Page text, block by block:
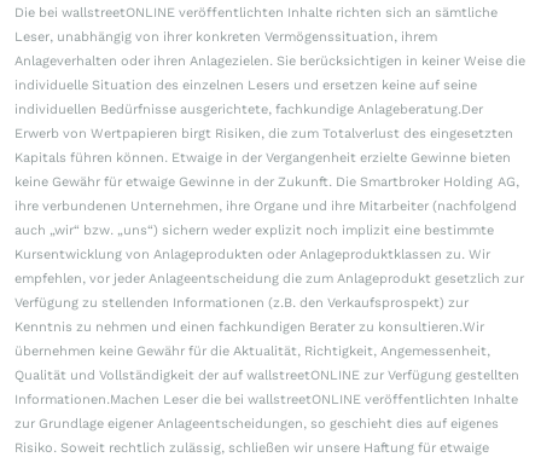
Die bei wallstreetONLINE veröffentlichten Inhalte richten sich an sämtliche
Leser, unabhängig von ihrer konkreten Vermögenssituation, ihrem
Anlageverhalten oder ihren Anlagezielen. Sie berücksichtigen in keiner Weise die
individuelle Situation des einzelnen Lesers und ersetzen keine auf seine
individuellen Bedürfnisse ausgerichtete, fachkundige Anlageberatung.Der
Erwerb von Wertpapieren birgt Risiken, die zum Totalverlust des eingesetzten
Kapitals führen können. Etwaige in der Vergangenheit erzielte Gewinne bieten
keine Gewähr für etwaige Gewinne in der Zukunft. Die Smartbroker Holding AG,
ihre verbundenen Unternehmen, ihre Organe und ihre Mitarbeiter (nachfolgend
auch „wir“ bzw. „uns“) sichern weder explizit noch implizit eine bestimmte
Kursentwicklung von Anlageprodukten oder Anlageproduktklassen zu. Wir
empfehlen, vor jeder Anlageentscheidung die zum Anlageprodukt gesetzlich zur
Verfügung zu stellenden Informationen (z.B. den Verkaufsprospekt) zur
Kenntnis zu nehmen und einen fachkundigen Berater zu konsultieren.Wir
übernehmen keine Gewähr für die Aktualität, Richtigkeit, Angemessenheit,
Qualität und Vollständigkeit der auf wallstreetONLINE zur Verfügung gestellten
Informationen.Machen Leser die bei wallstreetONLINE veröffentlichten Inhalte
zur Grundlage eigener Anlageentscheidungen, so geschieht dies auf eigenes
Risiko. Soweit rechtlich zulässig, schließen wir unsere Haftung für etwaige